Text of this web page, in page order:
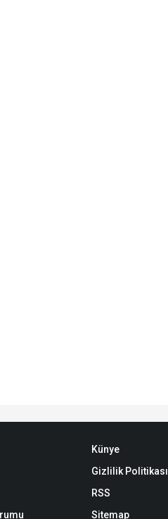
Künye
Gizlilik Politikası
RSS
Sitemap